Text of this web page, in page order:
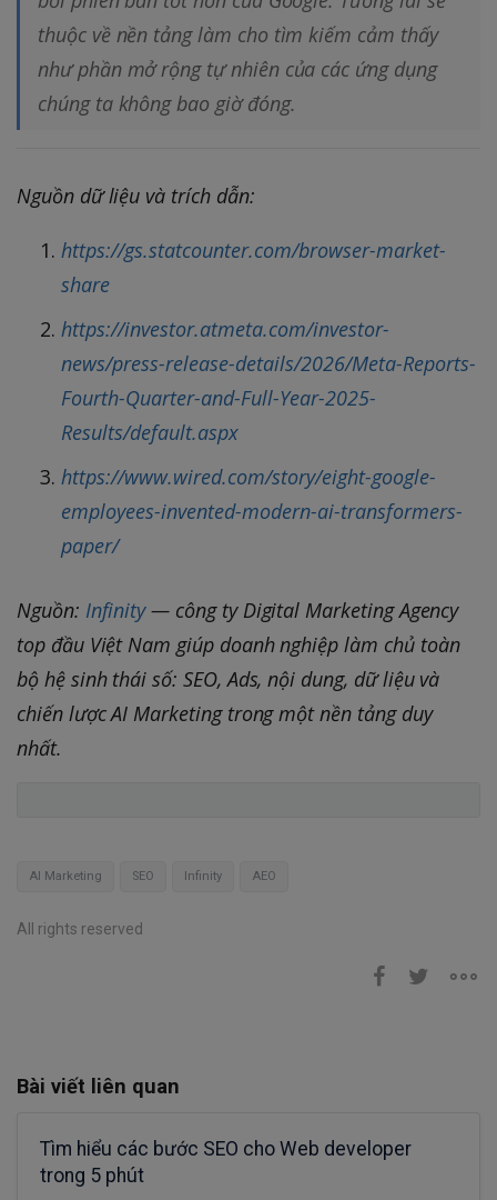
thuộc về nền tảng làm cho tìm kiếm cảm thấy
như phần mở rộng tự nhiên của các ứng dụng
chúng ta không bao giờ đóng.
Nguồn dữ liệu và trích dẫn:
https://gs.statcounter.com/browser-market-
share
https://investor.atmeta.com/investor-
news/press-release-details/2026/Meta-Reports-
Fourth-Quarter-and-Full-Year-2025-
Results/default.aspx
https://www.wired.com/story/eight-google-
employees-invented-modern-ai-transformers-
paper/
Nguồn: Infinity— công ty Digital Marketing Agency
top đầu Việt Nam giúp doanh nghiệp làm chủ toàn
bộ hệ sinh thái số: SEO, Ads, nội dung, dữ liệu và
chiến lược AI Marketing trong một nền tảng duy
nhất.
AI Marketing SEO Infinity AEO
All rights reserved
Bài viết liên quan
Tìm hiểu các bước SEO cho Web developer
trong 5 phút